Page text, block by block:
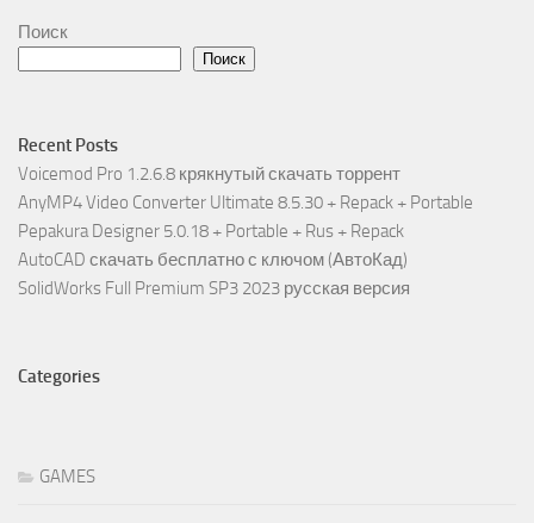
Поиск
Поиск
Recent Posts
Voicemod Pro 1.2.6.8 крякнутый скачать торрент
AnyMP4 Video Converter Ultimate 8.5.30 + Repack + Portable
Pepakura Designer 5.0.18 + Portable + Rus + Repack
AutoCAD скачать бесплатно с ключом (АвтоКад)
SolidWorks Full Premium SP3 2023 русская версия
Categories
GAMES